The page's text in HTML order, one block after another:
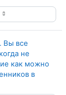
Вы все
не
как можно
в